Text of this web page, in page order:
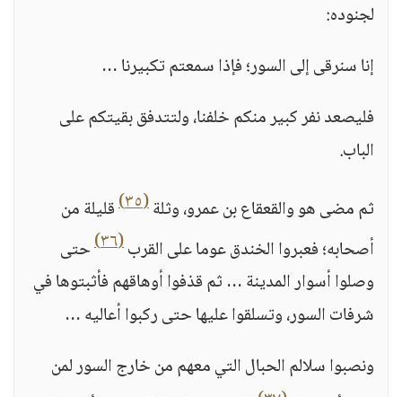
لجنوده:
إنا سنرقى إلى السور؛ فإذا سمعتم تكبيرنا …
فليصعد نفر كبير منكم خلفنا، ولتتدفق بقيتكم على
الباب.
ثم مضى هو والقعقاع بن عمرو، وثلة(٣٥)
قليلة من
أصحابه؛ فعبروا الخندق عوما على القرب(٣٦)
حتى
وصلوا أسوار المدينة … ثم قذفوا أوهاقهم فأثبتوها في
شرفات السور، وتسلقوا عليها حتى ركبوا أعاليه …
ونصبوا سلالم الحبال التي معهم من خارج السور لمن